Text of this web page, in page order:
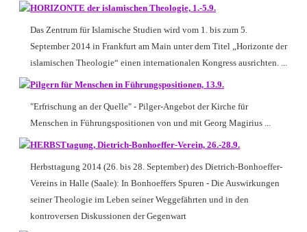
HORIZONTE der islamischen Theologie, 1.-5.9.
Das Zentrum für Islamische Studien wird vom 1. bis zum 5.
September 2014 in Frankfurt am Main unter dem Titel „Horizonte der
islamischen Theologie“ einen internationalen Kongress ausrichten. ...
Pilgern für Menschen in Führungspositionen, 13.9.
"Erfrischung an der Quelle" - Pilger-Angebot der Kirche für
Menschen in Führungspositionen von und mit Georg Magirius ...
HERBSTtagung, Dietrich-Bonhoeffer-Verein, 26.-28.9.
Herbsttagung 2014 (26. bis 28. September) des Dietrich-Bonhoeffer-
Vereins in Halle (Saale): In Bonhoeffers Spuren - Die Auswirkungen
seiner Theologie im Leben seiner Weggefährten und in den
kontroversen Diskussionen der Gegenwart